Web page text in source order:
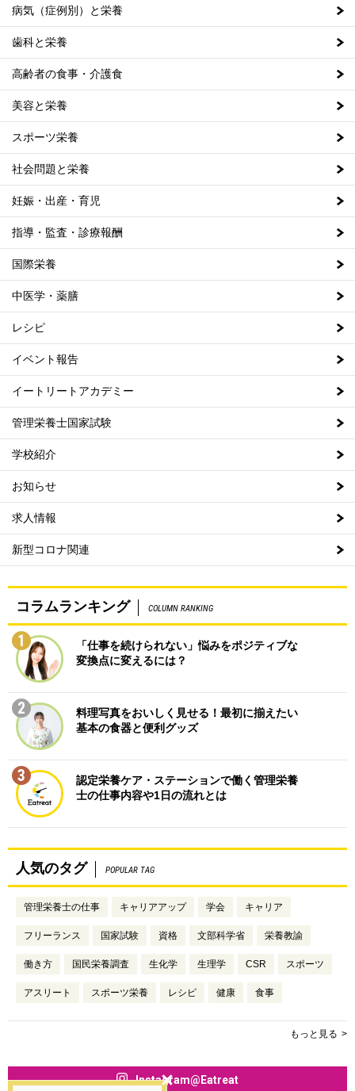
病気（症例別）と栄養
歯科と栄養
高齢者の食事・介護食
美容と栄養
スポーツ栄養
社会問題と栄養
妊娠・出産・育児
指導・監査・診療報酬
国際栄養
中医学・薬膳
レシピ
イベント報告
イートリートアカデミー
管理栄養士国家試験
学校紹介
お知らせ
求人情報
新型コロナ関連
コラムランキング COLUMN RANKING
1
「仕事を続けられない」悩みをポジティブな
変換点に変えるには？
2
料理写真をおいしく見せる！最初に揃えたい
基本の食器と便利グッズ
3
認定栄養ケア・ステーションで働く管理栄養
士の仕事内容や1日の流れとは
人気のタグ POPULAR TAG
管理栄養士の仕事 キャリアアップ 学会 キャリア
フリーランス 国家試験 資格 文部科学省 栄養教諭
働き方 国民栄養調査 生化学 生理学 CSR スポーツ
アスリート スポーツ栄養 レシピ 健康 食事
もっと見る
Instagram@Eatreat